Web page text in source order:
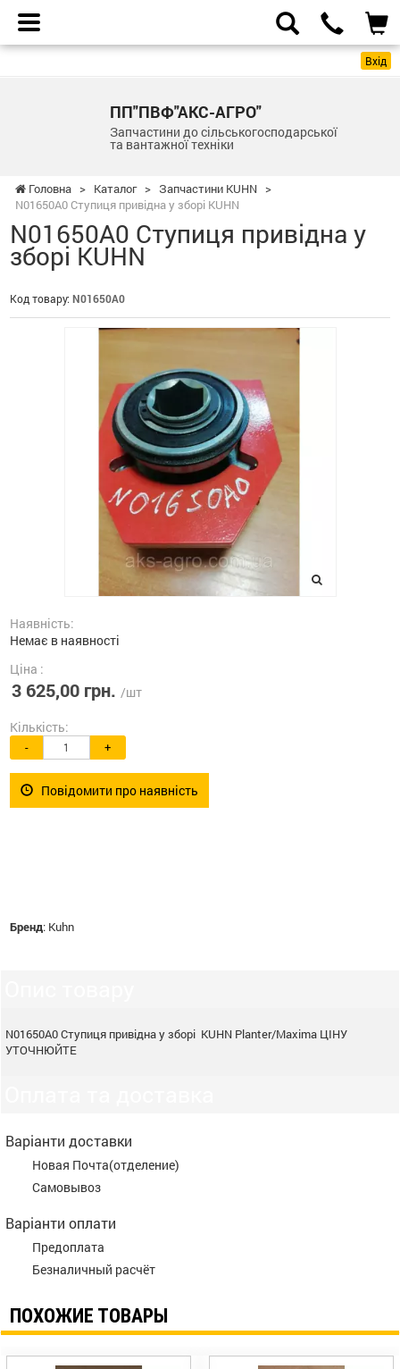
Вхід
ПП"ПВФ"АКС-АГРО"
Запчастини до сільськогосподарської
та вантажної техніки
Головна > Каталог > Запчастини KUHN >
N01650A0 Ступиця привідна у зборі KUHN
N01650A0 Ступиця привідна у
зборі KUHN
Код товару: N01650A0
Наявність:
Немає в наявності
Ціна :
3 625,00 грн. /шт
Кількість:
- +
Повідомити про наявність
Бренд: Kuhn
N01650A0 Ступиця привідна у зборі KUHN Planter/Maxima ЦІНУ
УТОЧНЮЙТЕ
Варіанти доставки
Новая Почта(отделение)
Самовывоз
Варіанти оплати
Предоплата
Безналичный расчёт
ПОХОЖИЕ ТОВАРЫ